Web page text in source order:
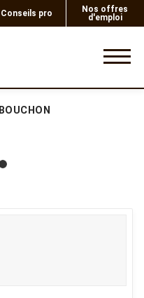
Conseils pro
Nos offres
d'emploi
BOUCHON